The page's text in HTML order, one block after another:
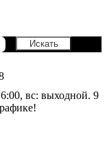
вс: выходной. 9